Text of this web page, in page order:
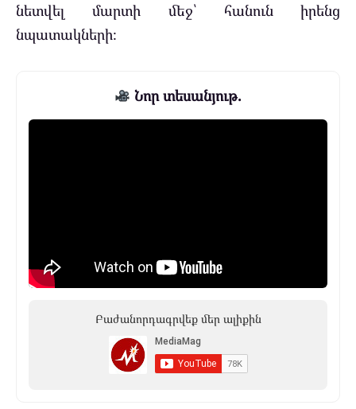
նետվել մարտի մեջ՝ հանուն իրենց
նպատակների։
Նոր տեսանյութ.
Բաժանորդագրվեք մեր ալիքին